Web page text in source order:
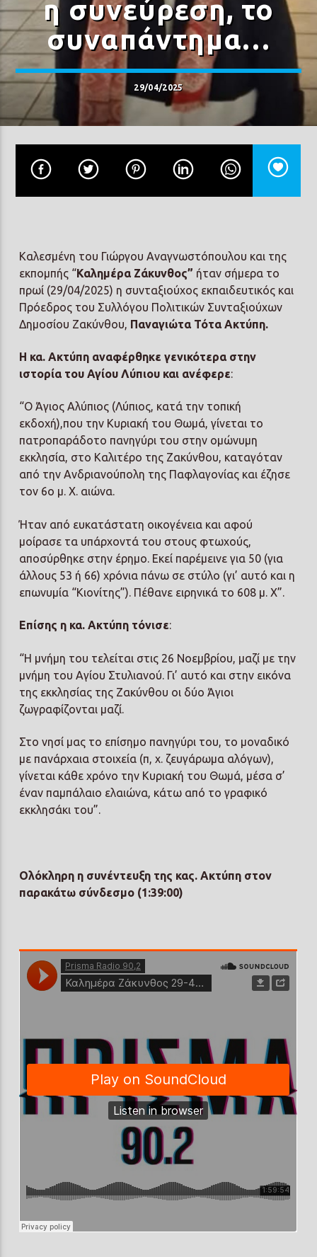
Prisma Radio 90,2
η συνεύρεση, το
συναπάντημα…
29/04/2025
Καλεσμένη του Γιώργου Αναγνωστόπουλου και της
εκπομπής “Καλημέρα Ζάκυνθος” ήταν σήμερα το
πρωί (29/04/2025) η συνταξιούχος εκπαιδευτικός και
Πρόεδρος του Συλλόγου Πολιτικών Συνταξιούχων
Δημοσίου Ζακύνθου, Παναγιώτα Τότα Ακτύπη.
Η κα. Ακτύπη αναφέρθηκε γενικότερα στην
ιστορία του Αγίου Λύπιου και ανέφερε:
“Ο Άγιος Αλύπιος (Λύπιος, κατά την τοπική
εκδοχή),που την Κυριακή του Θωμά, γίνεται το
πατροπαράδοτο πανηγύρι του στην ομώνυμη
εκκλησία, στο Καλιτέρο της Ζακύνθου, καταγόταν
από την Ανδριανούπολη της Παφλαγονίας και έζησε
τον 6ο μ. Χ. αιώνα.
Ήταν από ευκατάστατη οικογένεια και αφού
μοίρασε τα υπάρχοντά του στους φτωχούς,
αποσύρθηκε στην έρημο. Εκεί παρέμεινε για 50 (για
άλλους 53 ή 66) χρόνια πάνω σε στύλο (γι’ αυτό και η
επωνυμία “Κιονίτης”). Πέθανε ειρηνικά το 608 μ. Χ”.
Επίσης η κα. Ακτύπη τόνισε:
“Η μνήμη του τελείται στις 26 Νοεμβρίου, μαζί με την
μνήμη του Αγίου Στυλιανού. Γι’ αυτό και στην εικόνα
της εκκλησίας της Ζακύνθου οι δύο Άγιοι
ζωγραφίζονται μαζί.
Στο νησί μας το επίσημο πανηγύρι του, το μοναδικό
με πανάρχαια στοιχεία (π, χ. ζευγάρωμα αλόγων),
γίνεται κάθε χρόνο την Κυριακή του Θωμά, μέσα σ’
έναν παμπάλαιο ελαιώνα, κάτω από το γραφικό
εκκλησάκι του”.
Ολόκληρη η συνέντευξη της κας. Ακτύπη στον
παρακάτω σύνδεσμο (1:39:00)